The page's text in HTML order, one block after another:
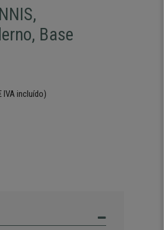
Base
IVA incluído)